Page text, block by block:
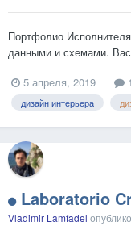
Портфолио
данными и схемами.
иллюстрациями, но без
планов размещения
5 апреля, 2019
дизайн интерьера
Laboratorio
Vladimir Lamfadel